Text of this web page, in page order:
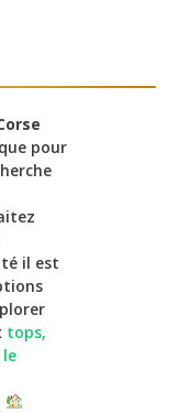
pour
il est
tops,